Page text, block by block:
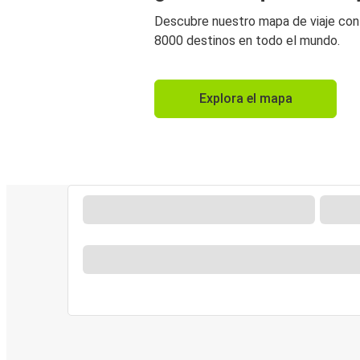
Descubre nuestro mapa de viaje
8000 destinos en todo el mundo.
Explora el mapa